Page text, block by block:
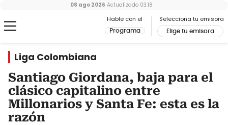
Hable con el
Programa
Selecciona tu emisora
Elige tu emisora
08 ago 2026 Actualizado 03:18
Liga Colombiana
Santiago Giordana, baja para el
clásico capitalino entre
Millonarios y Santa Fe: esta es la
razón